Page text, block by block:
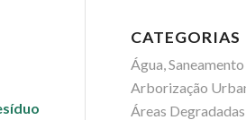
CATEGORIAS
Água, Saneamento
Arborização
Áreas